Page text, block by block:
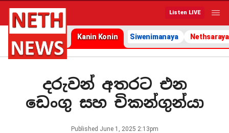
Listen LIVE
Kanin Konin Siwenimanaya Nethsaraya
දරුවන් අතරට එන
ඩෙංගු සහ චිකන්ගුන්යා
Published June 1, 2025 2:13pm